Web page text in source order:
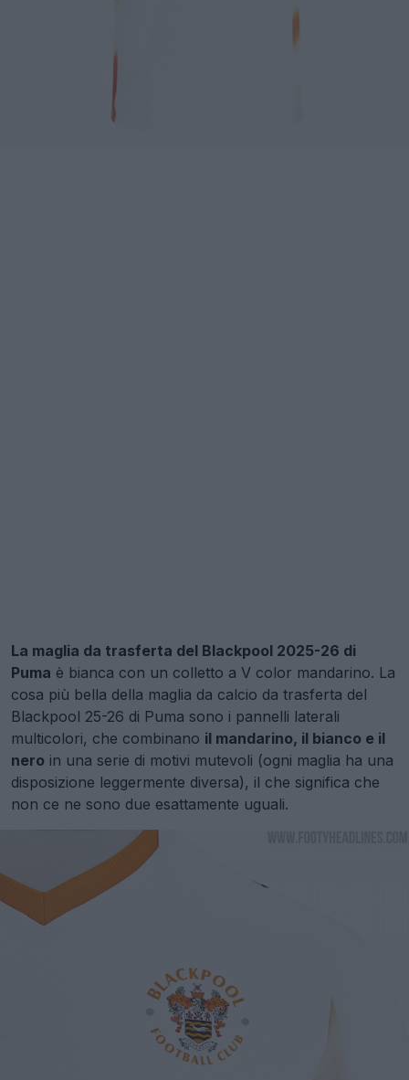
La maglia da trasferta del Blackpool 2025-26 di
Puma è bianca con un colletto a V color mandarino. La
cosa più bella della maglia da calcio da trasferta del
Blackpool 25-26 di Puma sono i pannelli laterali
multicolori, che combinano il mandarino, il bianco e il
nero in una serie di motivi mutevoli (ogni maglia ha una
disposizione leggermente diversa), il che significa che
non ce ne sono due esattamente uguali.